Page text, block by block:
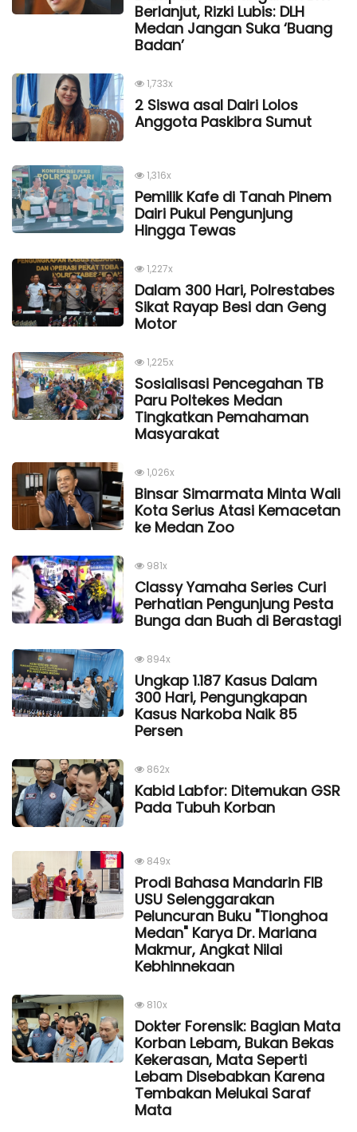
Berlanjut, Rizki Lubis: DLH
Medan Jangan Suka ‘Buang
Badan’
1,733x
2 Siswa asal Dairi Lolos
Anggota Paskibra Sumut
1,316x
Pemilik Kafe di Tanah Pinem
Dairi Pukul Pengunjung
Hingga Tewas
1,227x
Dalam 300 Hari, Polrestabes
Sikat Rayap Besi dan Geng
Motor
1,225x
Sosialisasi Pencegahan TB
Paru Poltekes Medan
Tingkatkan Pemahaman
Masyarakat
1,026x
Binsar Simarmata Minta Wali
Kota Serius Atasi Kemacetan
ke Medan Zoo
981x
Classy Yamaha Series Curi
Perhatian Pengunjung Pesta
Bunga dan Buah di Berastagi
894x
Ungkap 1.187 Kasus Dalam
300 Hari, Pengungkapan
Kasus Narkoba Naik 85
Persen
862x
Kabid Labfor: Ditemukan GSR
Pada Tubuh Korban
849x
Prodi Bahasa Mandarin FIB
USU Selenggarakan
Peluncuran Buku "Tionghoa
Medan" Karya Dr. Mariana
Makmur, Angkat Nilai
Kebhinnekaan
810x
Dokter Forensik: Bagian Mata
Korban Lebam, Bukan Bekas
Kekerasan, Mata Seperti
Lebam Disebabkan Karena
Tembakan Melukai Saraf
Mata